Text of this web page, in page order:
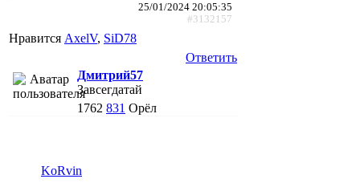
25/01/2024 20:05:35
#3132157
Нравится AxelV, SiD78
Ответить
Дмитрий57
Завсегдатай
1762 831 Орёл
KoRvin